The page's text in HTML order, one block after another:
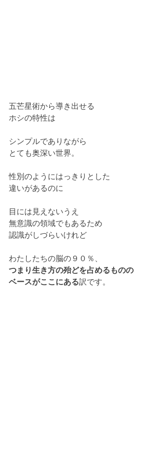
五芒星術から導き出せる
ホシの特性は
シンプルでありながら
とても奥深い世界。
性別のようにはっきりとした
違いがあるのに
目には見えないうえ
無意識の領域でもあるため
認識がしづらいけれど
わたしたちの脳の９０％、
つまり生き方の殆どを占めるものの
ベースがここにある訳です。